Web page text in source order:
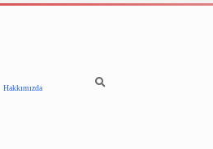
Hakkımızda